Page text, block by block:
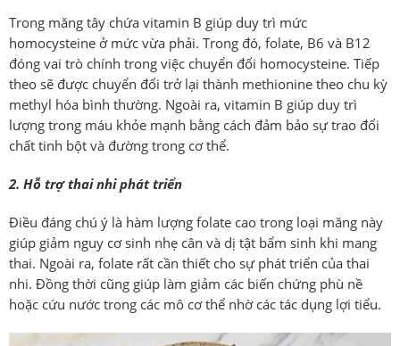
Trong măng tây chứa vitamin B giúp duy trì mức
homocysteine ở mức vừa phải. Trong đó, folate, B6 và B12
đóng vai trò chính trong việc chuyển đổi homocysteine. Tiếp
theo sẽ được chuyển đổi trở lại thành methionine theo chu kỳ
methyl hóa bình thường. Ngoài ra, vitamin B giúp duy trì
lượng trong máu khỏe mạnh bằng cách đảm bảo sự trao đổi
chất tinh bột và đường trong cơ thể.
2. Hỗ trợ thai nhi phát triển
Điều đáng chú ý là hàm lượng folate cao trong loại măng này
giúp giảm nguy cơ sinh nhẹ cân và dị tật bẩm sinh khi mang
thai. Ngoài ra, folate rất cần thiết cho sự phát triển của thai
nhi. Đồng thời cũng giúp làm giảm các biến chứng phù nề
hoặc cứu nước trong các mô cơ thể nhờ các tác dụng lợi tiểu.